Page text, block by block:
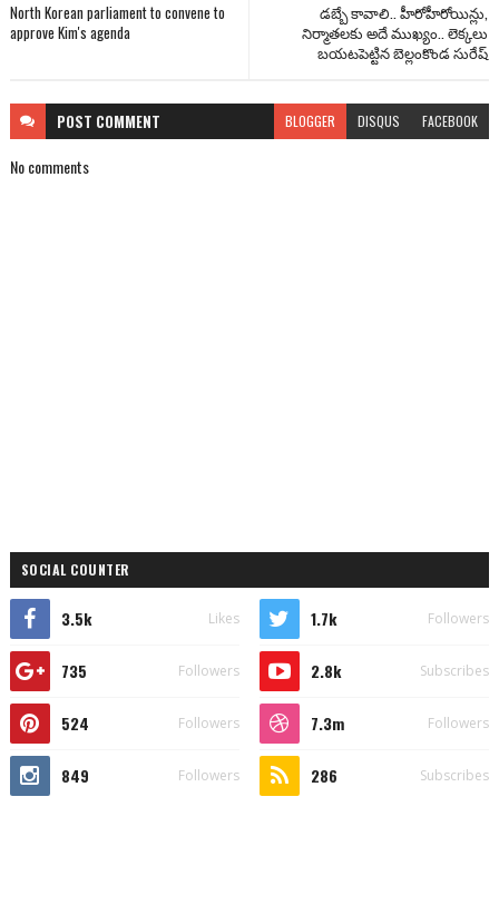
డబ్బే కావాలి.. హీరోహీరోయిన్లు,
నిర్మాతలకు అదే ముఖ్యం.. లెక్కలు
బయటపెట్టిన బెల్లంకొండ సురేష్
North Korean parliament to convene to
approve Kim's agenda
POST COMMENT BLOGGER DISQUS FACEBOOK
No comments
SOCIAL COUNTER
3.5k Likes 1.7k Followers
735 Followers 2.8k Subscribes
524 Followers 7.3m Followers
849 Followers 286 Subscribes